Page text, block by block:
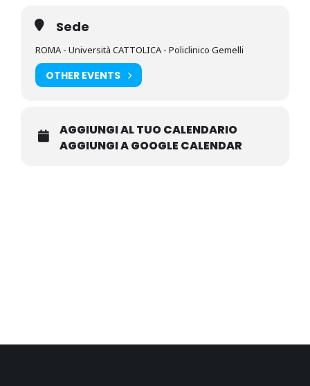
Sede
ROMA - Università CATTOLICA - Policlinico Gemelli
OTHER EVENTS
AGGIUNGI AL TUO CALENDARIO
AGGIUNGI A GOOGLE CALENDAR